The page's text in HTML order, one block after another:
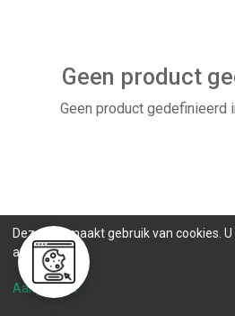
Geen product
Geen product gedefinieerd
Deze site maakt gebruik van cookies.
aanpassen.
Aanpassen